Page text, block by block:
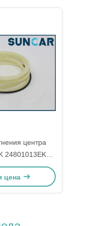
центра
24801013EK
шарнирного
цена